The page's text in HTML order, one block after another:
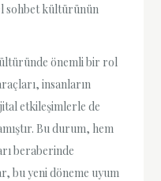
sohbet kültürünün
önemli bir rol
insanların
etkileşimlerle de
Bu durum, hem
beraberinde
bu yeni döneme uyum